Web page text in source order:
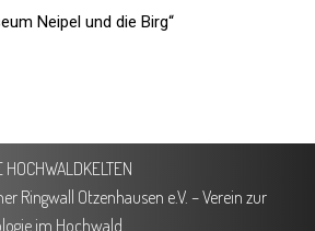
Neipel und die Birg“
Ringwall Otzenhausen e.V. – Verein zur
im Hochwald.